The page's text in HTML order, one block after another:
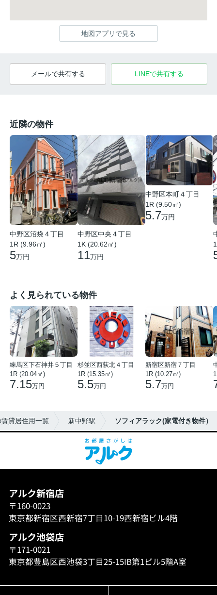
地図アプリで見る
メールで共有する LINEで共有する
近隣の物件
中野区沼袋４丁目
1R (9.96㎡)
5万円
中野区中央４丁目
1K (20.62㎡)
11万円
中野区本町４丁目
1R (9.50㎡)
5.7万円
よく見られている物件
練馬区下石神井５丁目
1R (20.04㎡)
7.15万円
杉並区西荻北４丁目
1R (15.35㎡)
5.5万円
新宿区新宿７丁目
1R (10.27㎡)
5.7万円
貸居住用一覧 新中野駅 ソフィアラック(家電付き物件）
アルク新宿店
〒160-0023
東京都新宿区西新宿7丁目10-19西新宿ビル4階
アルク池袋店
〒171-0021
東京都豊島区西池袋3丁目25-15IB第1ビル5階A室